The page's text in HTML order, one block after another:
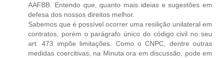
AAFBB. Entendo que, quanto mais ideias e sugestões em
defesa dos nossos direitos melhor.
Sabemos que é possível ocorrer uma resilição unilateral em
contratos, porém o parágrafo único do código civil no seu
art. 473 impõe limitações. Como o CNPC, dentre outras
medidas coercitivas, na Minuta ora em discussão, pode em